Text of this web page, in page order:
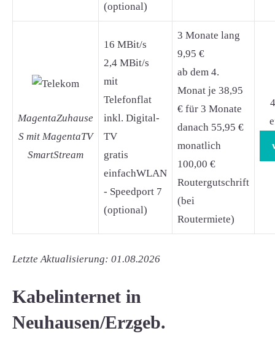
(optional)
MagentaZuhause
S mit MagentaTV
SmartStream
16 MBit/s
2,4 MBit/s
mit
Telefonflat
inkl. Digital-
TV
gratis
einfachWLAN
- Speedport 7
(optional)
3 Monate lang
9,95 €
ab dem 4.
Monat je 38,95
€ für 3 Monate
danach 55,95 €
monatlich
100,00 €
Routergutschrift
(bei
Routermiete)
Letzte Aktualisierung: 01.08.2026
Kabelinternet in
Neuhausen/Erzgeb.